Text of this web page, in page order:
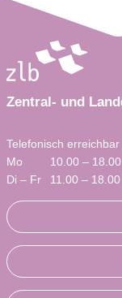
Zentral- und
Telefonisch erreichbar
Mo
10.00 –
Di – Fr
11.00 –